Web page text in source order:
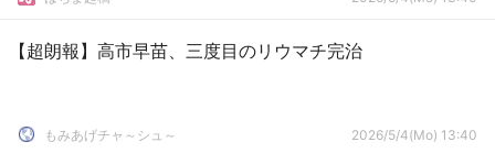
【超朗報】高市早苗、三度目のリウマチ完治
もみあげチャ～シュ～ 2026/5/4(Mo) 13:40